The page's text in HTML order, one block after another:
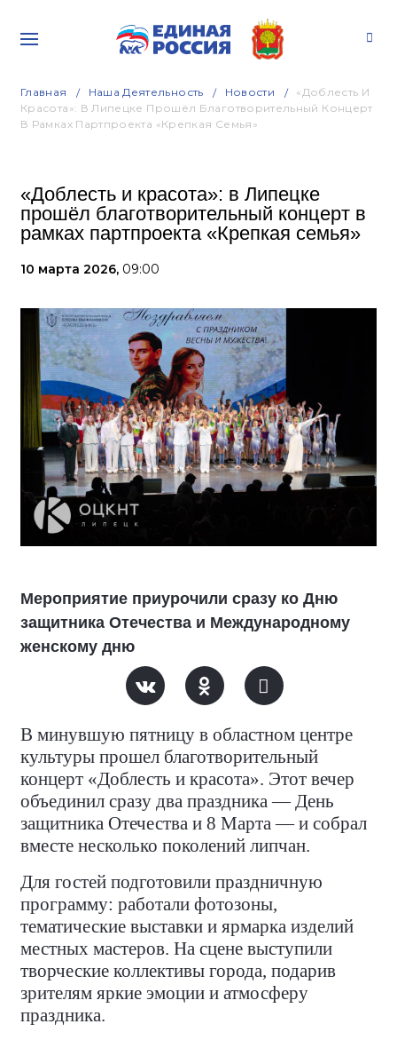
Главная Наша Деятельность Новости
«Доблесть И
Красота»: В Липецке Прошёл Благотворительный Концерт
В Рамках Партпроекта «Крепкая Семья»
«Доблесть и красота»: в Липецке
прошёл благотворительный концерт в
рамках партпроекта «Крепкая семья»
10 марта 2026, 09:00
Мероприятие приурочили сразу ко Дню
защитника Отечества и Международному
женскому дню
В минувшую пятницу в областном центре
культуры прошел благотворительный
концерт «Доблесть и красота». Этот вечер
объединил сразу два праздника — День
защитника Отечества и 8 Марта — и собрал
вместе несколько поколений липчан.
Для гостей подготовили праздничную
программу: работали фотозоны,
тематические выставки и ярмарка изделий
местных мастеров. На сцене выступили
творческие коллективы города, подарив
зрителям яркие эмоции и атмосферу
праздника.